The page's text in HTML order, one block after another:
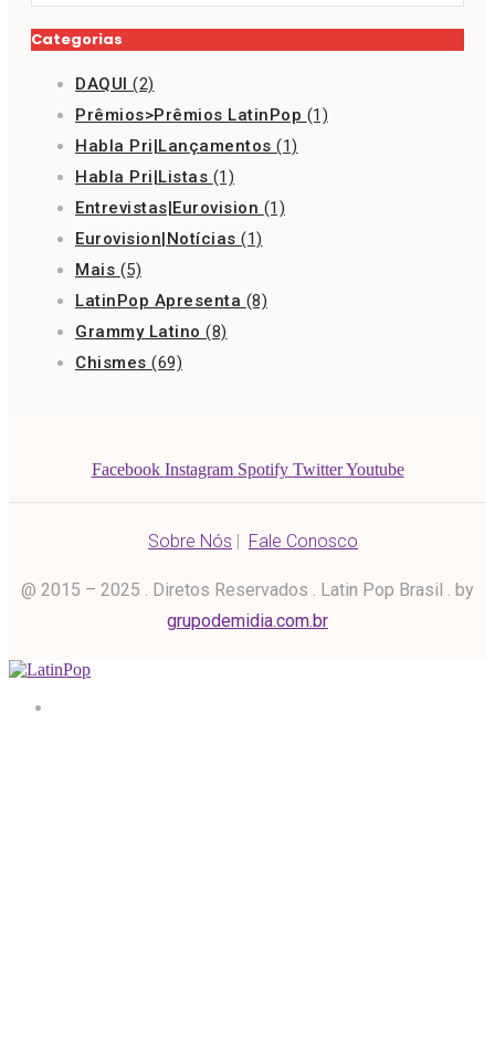
Categorias
DAQUI (2)
Prêmios>Prêmios LatinPop (1)
Habla Pri|Lançamentos (1)
Habla Pri|Listas (1)
Entrevistas|Eurovision (1)
Eurovision|Notícias (1)
Mais (5)
LatinPop Apresenta (8)
Grammy Latino (8)
Chismes (69)
Facebook Instagram Spotify Twitter Youtube
Sobre Nós | Fale Conosco
@ 2015 – 2025 . Diretos Reservados . Latin Pop Brasil . by
grupodemidia.com.br